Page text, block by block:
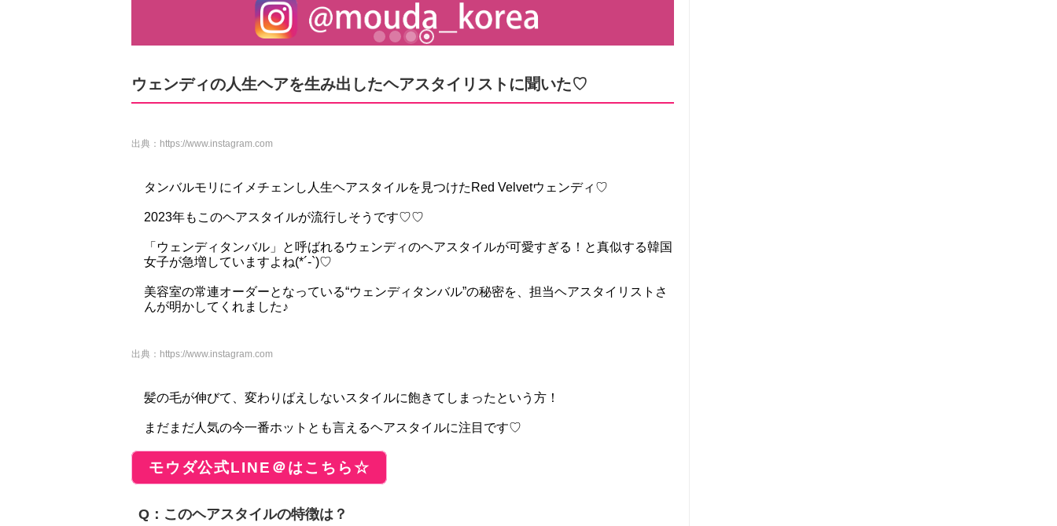
ウェンディの人生ヘアを生み出したヘアスタイリストに聞いた♡
出典： https://www.instagram.com
タンバルモリにイメチェンし人生ヘアスタイルを見つけたRed Velvetウェンディ♡
2023年もこのヘアスタイルが流行しそうです♡♡
「ウェンディタンバル」と呼ばれるウェンディのヘアスタイルが可愛すぎる！と真似する韓国
女子が急増していますよね(*´-`)♡
美容室の常連オーダーとなっている“ウェンディタンバル”の秘密を、担当ヘアスタイリストさ
んが明かしてくれました♪
出典： https://www.instagram.com
髪の毛が伸びて、変わりばえしないスタイルに飽きてしまったという方！
まだまだ人気の今一番ホットとも言えるヘアスタイルに注目です♡
モウダ公式LINE＠はこちら☆
Q：このヘアスタイルの特徴は？